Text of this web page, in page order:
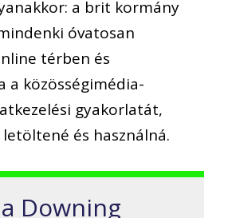
a brit kormány
óvatosan
térben és
a közösségimédia-
gyakorlatát,
és használná.
Downing